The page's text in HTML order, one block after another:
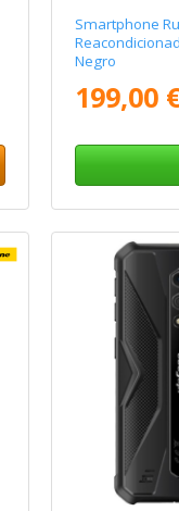
Smartphone
Negro
199,00